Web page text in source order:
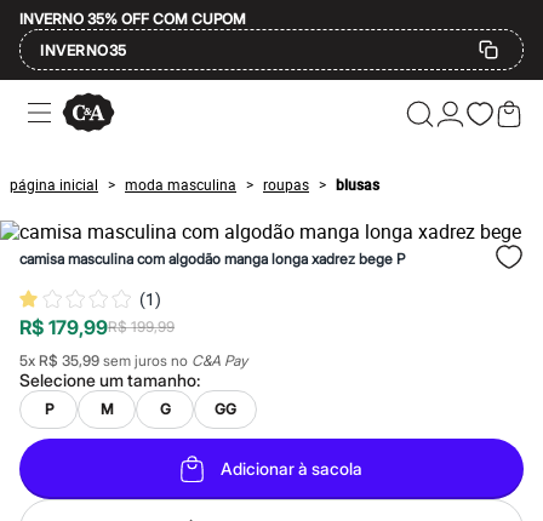
INVERNO 35% OFF COM CUPOM
INVERNO35
Ofertas
Compre por Departamento
Masculino
Infantil
Calçados
Mindse7
Plus Size
Até 20% off
Até 40% off
Até 60% off
A partir de 60% off
Feminino
Em alta
Inverno
Alfaiataria
Novidades
Roupas
Blusas e Camisetas
página inicial > moda masculina > roupas > blusas
camisa masculina com algodão manga longa xadrez bege P
(1)
R$ 179,99R$ 199,99
5x R$ 35,99 sem juros no C&A Pay
Selecione umtamanho:
P M G GG
Adicionar à sacola